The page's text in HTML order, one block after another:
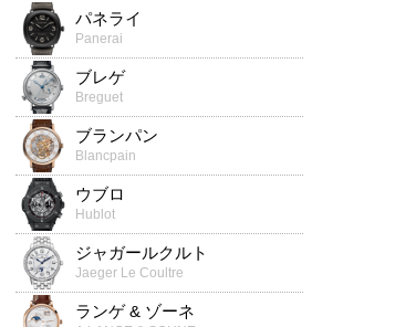
パネライ
Panerai
ブレゲ
Breguet
ブランパン
Blancpain
ウブロ
Hublot
ジャガールクルト
Jaeger Le Coultre
ランゲ & ゾーネ